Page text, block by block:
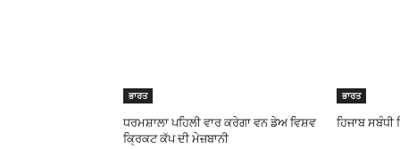
ਭਾਰਤ
ਧਰਮਸ਼ਾਲਾ ਪਹਿਲੀ ਵਾਰ ਕਰੇਗਾ ਵਨ ਡੇਅ ਵਿਸ਼ਵ
ਕ੍ਰਿਕਟ ਕੱਪ ਦੀ ਮੇਜ਼ਬਾਨੀ
ਭਾਰਤ
ਹਿਜਾਬ ਸਬੰਧੀ